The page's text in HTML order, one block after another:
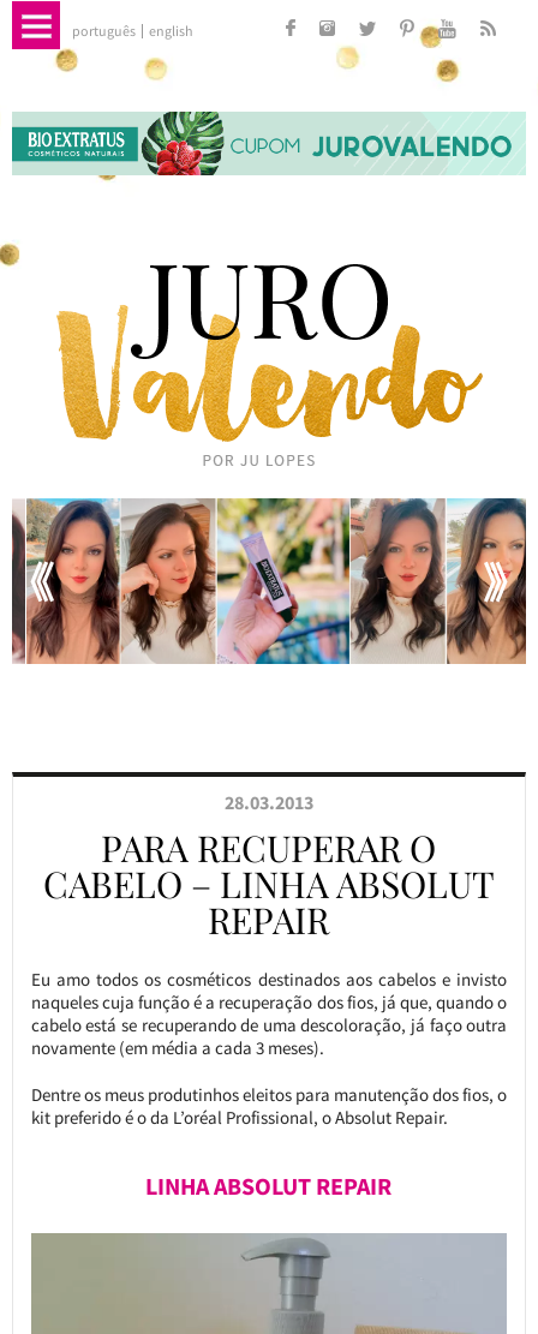
português english
28.03.2013
PARA RECUPERAR O
CABELO – LINHA ABSOLUT
REPAIR
Eu amo todos os cosméticos destinados aos cabelos e invisto
naqueles cuja função é a recuperação dos fios, já que, quando o
cabelo está se recuperando de uma descoloração, já faço outra
novamente (em média a cada 3 meses).
Dentre os meus produtinhos eleitos para manutenção dos fios, o
kit preferido é o da L’oréal Profissional, o Absolut Repair.
LINHA ABSOLUT REPAIR